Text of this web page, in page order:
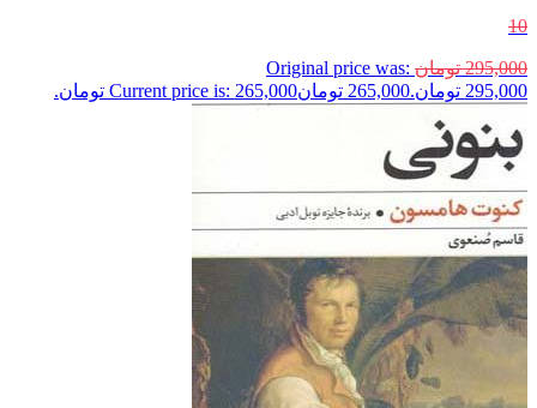
10
295,000 تومان Original price was:
295,000 تومان.
265,000 تومانCurrent price is: 265,000 تومان.